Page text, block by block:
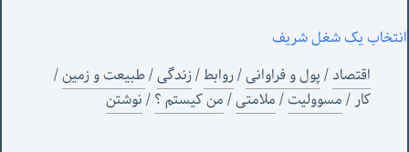
انتخاب یک شغل شریف
اقتصاد/پول و فراوانی/روابط/زندگی/طبیعت و زمین/
کار/مسوولیت/ملامتی/من‌ کیستم ؟/نوشتن